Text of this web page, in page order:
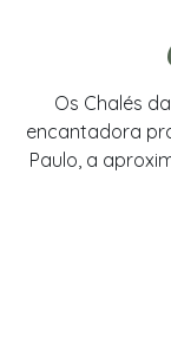
Os Chalés
encantadora
Paulo, a